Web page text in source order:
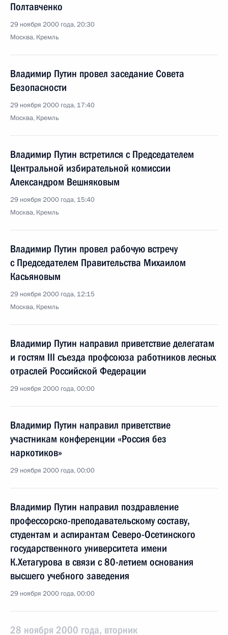
Полтавченко
29 ноября 2000 года, 20:30
Москва, Кремль
Владимир Путин провел заседание Совета
Безопасности
29 ноября 2000 года, 17:40
Москва, Кремль
Владимир Путин встретился с Председателем
Центральной избирательной комиссии
Александром Вешняковым
29 ноября 2000 года, 15:40
Москва, Кремль
Владимир Путин провел рабочую встречу
с Председателем Правительства Михаилом
Касьяновым
29 ноября 2000 года, 12:15
Москва, Кремль
Владимир Путин направил приветствие делегатам
и гостям III съезда профсоюза работников лесных
отраслей Российской Федерации
29 ноября 2000 года, 00:00
Владимир Путин направил приветствие
участникам конференции «Россия без
наркотиков»
29 ноября 2000 года, 00:00
Владимир Путин направил поздравление
профессорско-преподавательскому составу,
студентам и аспирантам Северо-Осетинского
государственного университета имени
К.Хетагурова в связи с 80-летием основания
высшего учебного заведения
29 ноября 2000 года, 00:00
28 ноября 2000 года, вторник